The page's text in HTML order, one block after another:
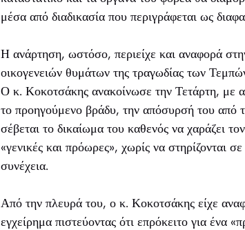
μέσα από διαδικασία που περιγράφεται ως
Η ανάρτηση, ωστόσο, περιείχε και αναφορά
οικογενειών θυμάτων της τραγωδίας των
Ο κ. Κοκοτσάκης ανακοίνωσε την Τετάρτη, με
το προηγούμενο βράδυ, την απόσυρσή του από
σέβεται το δικαίωμα του καθενός να χαράζει
«γενικές και πρόωρες», χωρίς να στηρίζονται
συνέχεια.
Από την πλευρά του, ο κ. Κοκοτσάκης είχε
εγχείρημα πιστεύοντας ότι επρόκειτο για ένα